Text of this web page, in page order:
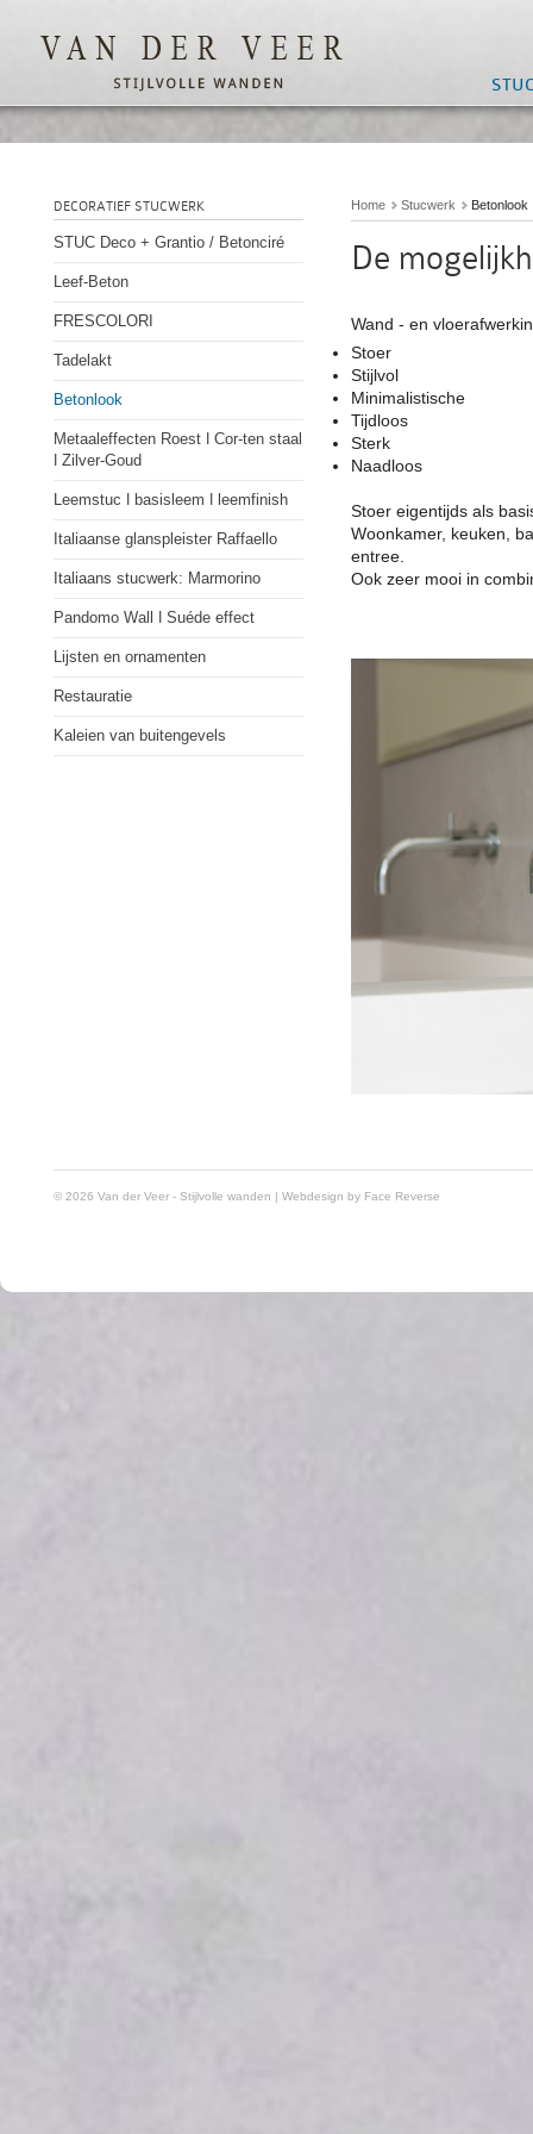
DECORATIEF STUCWERK
STUC Deco + Grantio / Betonciré
Leef-Beton
FRESCOLORI
Tadelakt
Betonlook
Metaaleffecten Roest ǀ Cor-ten staal
ǀ Zilver-Goud
Leemstuc ǀ basisleem ǀ leemfinish
Italiaanse glanspleister Raffaello
Italiaans stucwerk: Marmorino
Pandomo Wall ǀ Suéde effect
Lijsten en ornamenten
Restauratie
Kaleien van buitengevels
Home Stucwerk Betonlook
De
Wand - en
Stoer
Stijlvol
Minimalistische
Tijdloos
Sterk
Naadloos
Stoer eigentijds als
Woonkamer, keuken,
entree.
Ook zeer mooi in
© 2026 Van der Veer - Stijlvolle wanden | Webdesign by Face Reverse